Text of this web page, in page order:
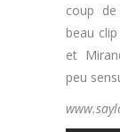
coup
beau
et
peu